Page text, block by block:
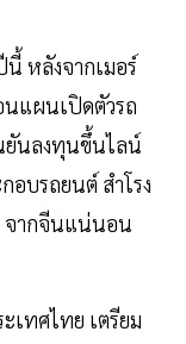
นี้ หลังจากเมอร์
นแผนเปิดตัวรถ
ยันลงทุนขึ้นไลน์
อบรถยนต์ สำโรง
จากจีนแน่นอน
เทศไทย เตรียม